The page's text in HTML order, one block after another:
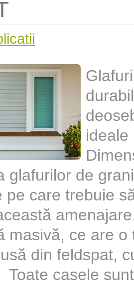
ideale
glafurilor de
pe care trebuie
masivă, ce are
din feldspat,
casele